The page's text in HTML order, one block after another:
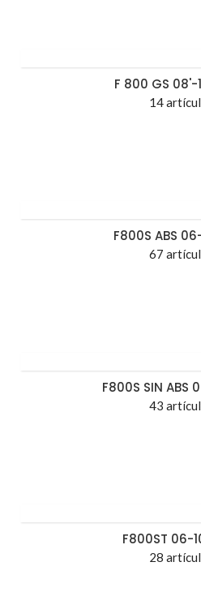
F 800 GS 08'-
14
F800S ABS
67
F800S SIN ABS
43
F800ST 06-
28